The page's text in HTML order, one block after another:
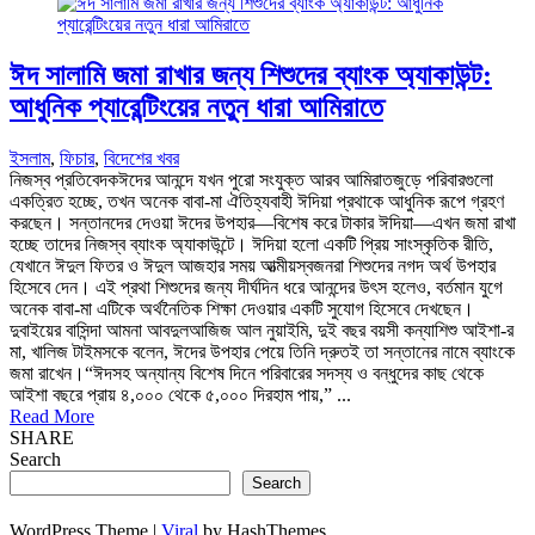
ঈদ সালামি জমা রাখার জন্য শিশুদের ব্যাংক অ্যাকাউন্ট:
আধুনিক প্যারেন্টিংয়ের নতুন ধারা আমিরাতে
ইসলাম, ফিচার, বিদেশের খবর
নিজস্ব প্রতিবেদকঈদের আনন্দে যখন পুরো সংযুক্ত আরব আমিরাতজুড়ে পরিবারগুলো
একত্রিত হচ্ছে, তখন অনেক বাবা-মা ঐতিহ্যবাহী ঈদিয়া প্রথাকে আধুনিক রূপে গ্রহণ
করছেন। সন্তানদের দেওয়া ঈদের উপহার—বিশেষ করে টাকার ঈদিয়া—এখন জমা রাখা
হচ্ছে তাদের নিজস্ব ব্যাংক অ্যাকাউন্টে। ঈদিয়া হলো একটি প্রিয় সাংস্কৃতিক রীতি,
যেখানে ঈদুল ফিতর ও ঈদুল আজহার সময় আত্মীয়স্বজনরা শিশুদের নগদ অর্থ উপহার
হিসেবে দেন। এই প্রথা শিশুদের জন্য দীর্ঘদিন ধরে আনন্দের উৎস হলেও, বর্তমান যুগে
অনেক বাবা-মা এটিকে অর্থনৈতিক শিক্ষা দেওয়ার একটি সুযোগ হিসেবে দেখছেন।
দুবাইয়ের বাসিন্দা আমনা আবদুলআজিজ আল নুয়াইমি, দুই বছর বয়সী কন্যাশিশু আইশা-র
মা, খালিজ টাইমসকে বলেন, ঈদের উপহার পেয়ে তিনি দ্রুতই তা সন্তানের নামে ব্যাংকে
জমা রাখেন।“ঈদসহ অন্যান্য বিশেষ দিনে পরিবারের সদস্য ও বন্ধুদের কাছ থেকে
আইশা বছরে প্রায় ৪,০০০ থেকে ৫,০০০ দিরহাম পায়,” ...
Read More
SHARE
Search
Search
WordPress Theme | Viral by HashThemes